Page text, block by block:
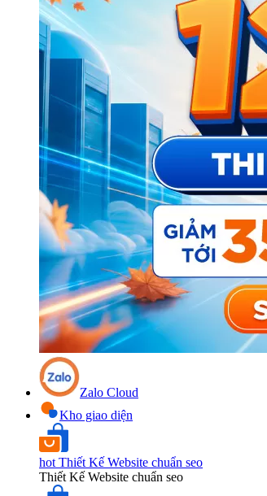
Zalo Cloud
Kho giao diện
hot Thiết Kế Website chuẩn seo
Thiết Kế Website chuẩn seo